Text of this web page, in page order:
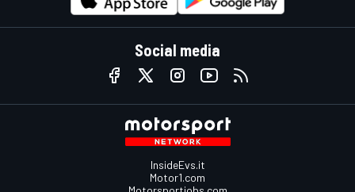
Social media
InsideEvs.it
Motor1.com